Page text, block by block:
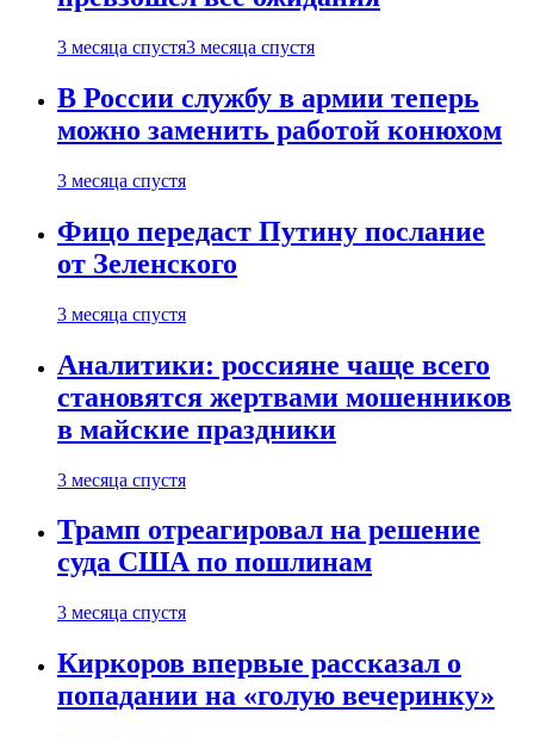
3 месяца спустя3 месяца спустя
В России службу в армии теперь
можно заменить работой конюхом
3 месяца спустя
Фицо передаст Путину послание
от Зеленского
3 месяца спустя
Аналитики: россияне чаще всего
становятся жертвами мошенников
в майские праздники
3 месяца спустя
Трамп отреагировал на решение
суда США по пошлинам
3 месяца спустя
Киркоров впервые рассказал о
попадании на «голую вечеринку»